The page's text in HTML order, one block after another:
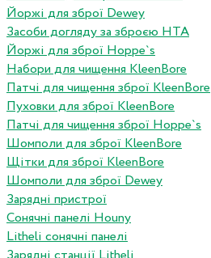
Йоржі для зброї Dewey
Засоби догляду за зброєю HTA
Йоржі для зброї Hoppe`s
Набори для чищення KleenBore
Патчі для чищення зброї KleenBore
Пуховки для зброї KleenBore
Патчі для чищення зброї Hoppe`s
Шомполи для зброї KleenBore
Щітки для зброї KleenBore
Шомполи для зброї Dewey
Зарядні пристрої
Сонячні панелі Houny
Litheli сонячні панелі